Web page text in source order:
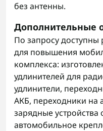
без антенны.
Дополнительные
По запросу доступны
для повышения
комплекса:
удлинителей для
удлинители,
АКБ, переходники на
зарядные устройства
автомобильное